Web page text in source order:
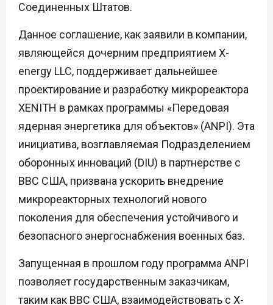
Соединенных Штатов.
Данное соглашение, как заявили в компании,
являющейся дочерним предприятием X-
energy LLC, поддерживает дальнейшее
проектирование и разработку микрореактора
XENITH в рамках программы «Передовая
ядерная энергетика для объектов» (ANPI). Эта
инициатива, возглавляемая Подразделением
оборонных инноваций (DIU) в партнерстве с
ВВС США, призвана ускорить внедрение
микрореакторных технологий нового
поколения для обеспечения устойчивого и
безопасного энергоснабжения военных баз.
Запущенная в прошлом году программа ANPI
позволяет государственным заказчикам,
таким как ВВС США, взаимодействовать с X-